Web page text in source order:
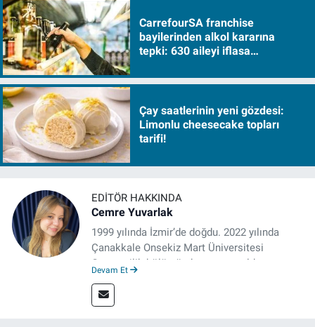
CarrefourSA franchise
bayilerinden alkol kararına
tepki: 630 aileyi iflasa
Çay saatlerinin yeni gözdesi:
Limonlu cheesecake topları
tarifi!
EDITÖR HAKKINDA
Cemre Yuvarlak
1999 yılında İzmir’de doğdu. 2022 yılında
Çanakkale Onsekiz Mart Üniversitesi
Gazetecilik bölümünden mezun oldu.
Yüksek Lisansına devam eden gazeteci, 2022
yılında İzmir’de mesleğe başladı. Meslek
Devam Et